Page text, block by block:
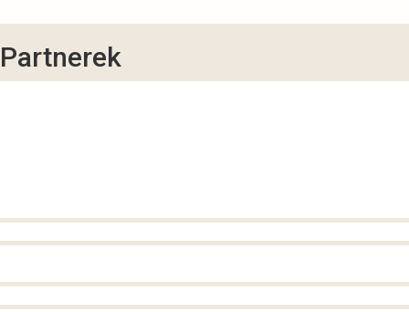
Partnerek